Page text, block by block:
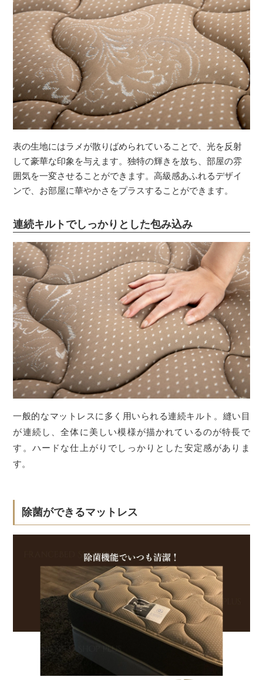
表の生地にはラメが散りばめられていることで、光を反射
して豪華な印象を与えます。独特の輝きを放ち、部屋の雰
囲気を一変させることができます。高級感あふれるデザイ
ンで、お部屋に華やかさをプラスすることができます。
連続キルトでしっかりとした包み込み
一般的なマットレスに多く用いられる連続キルト。縫い目
が連続し、全体に美しい模様が描かれているのが特長で
す。ハードな仕上がりでしっかりとした安定感がありま
す。
除菌ができるマットレス